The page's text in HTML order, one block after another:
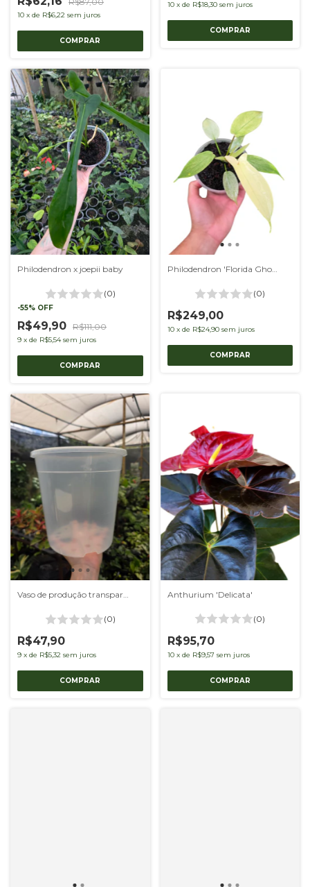
10 x de R$6,22 sem juros
10 x de R$18,30 sem juros
Philodendron x joepii baby
(0)
-55% OFF
R$49,90 R$111,00
9 x de R$5,54 sem juros
Philodendron 'Florida Ghost'
(0)
R$249,00
10 x de R$24,90 sem juros
Vaso de produção transparente 23 - kit com 5 unidades
(0)
R$47,90
9 x de R$5,32 sem juros
Anthurium 'Delicata'
(0)
R$95,70
10 x de R$9,57 sem juros